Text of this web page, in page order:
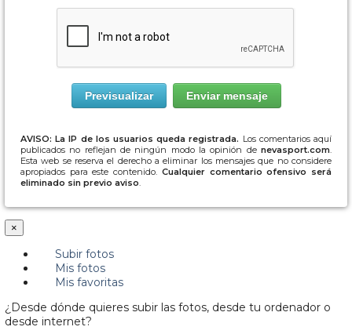
AVISO: La IP de los usuarios queda registrada. Los comentarios aquí
publicados no reflejan de ningún modo la opinión de nevasport.com.
Esta web se reserva el derecho a eliminar los mensajes que no considere
apropiados para este contenido. Cualquier comentario ofensivo será
eliminado sin previo aviso.
×
Subir fotos
Mis fotos
Mis favoritas
¿Desde dónde quieres subir las fotos, desde tu ordenador o
desde internet?